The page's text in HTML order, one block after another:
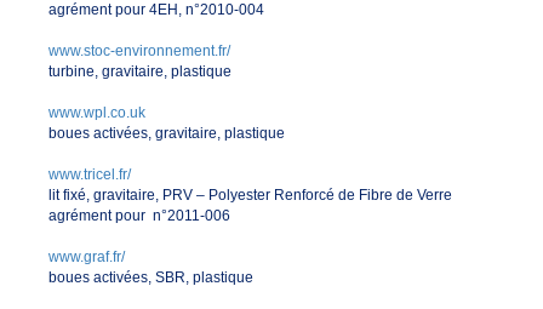
agrément pour 4EH, n°2010-004
www.stoc-environnement.fr/
turbine, gravitaire, plastique
www.wpl.co.uk
boues activées, gravitaire, plastique
www.tricel.fr/
lit fixé, gravitaire, PRV – Polyester Renforcé de Fibre de Verre
agrément pour n°2011-006
www.graf.fr/
boues activées, SBR, plastique